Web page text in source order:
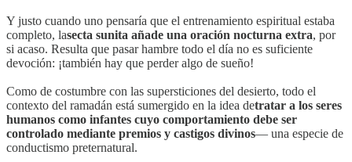
Y justo cuando uno pensaría que el entrenamiento espiritual estaba
completo, lasecta sunita añade una oración nocturna extra, por
si acaso. Resulta que pasar hambre todo el día no es suficiente
devoción: ¡también hay que perder algo de sueño!
Como de costumbre con las supersticiones del desierto, todo el
contexto del ramadán está sumergido en la idea detratar a los seres
humanos como infantes cuyo comportamiento debe ser
controlado mediante premios y castigos divinos— una especie de
conductismo preternatural.